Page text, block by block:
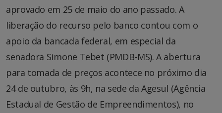
aprovado em 25 de maio do ano passado. A
liberação do recurso pelo banco contou com o
apoio da bancada federal, em especial da
senadora Simone Tebet (PMDB-MS). A abertura
para tomada de preços acontece no próximo dia
24 de outubro, às 9h, na sede da Agesul (Agência
Estadual de Gestão de Empreendimentos), no